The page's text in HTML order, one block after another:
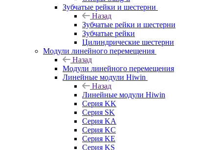
Зубчатые рейки и шестерни
Назад
Зубчатые рейки и шестерни
Зубчатые рейки
Цилиндрические шестерни
Модули линейного перемещения
Назад
Модули линейного перемещения
Линейные модули Hiwin
Назад
Линейные модули Hiwin
Серия KK
Серия SK
Серия KA
Серия KC
Серия KE
Серия KS